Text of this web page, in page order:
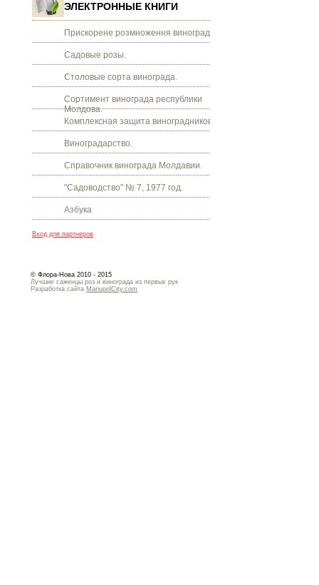
ЭЛЕКТРОННЫЕ КНИГИ
Прискорене розмноження винограду.
Садовые розы.
Столовые сорта винограда.
Сортимент винограда республики
Молдова.
Комплексная защита виноградников.
Виноградарство.
Справочник винограда Молдавии.
"Садоводство" № 7, 1977 год.
Азбука
Вход для партнеров
© Флора-Нова 2010 - 2015
Лучшие саженцы роз и винограда из первых рук
Разработка сайта MariupolCity.com